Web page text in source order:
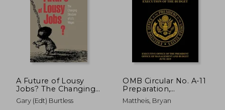
5%
dcto.
5%
dcto.
A Future of Lousy
Jobs? The Changing
Structure of U. St
Wages (en Inglés)
Gary (edt) Burtless
OMB Circular No. A-11
Preparation,
Submission, and
Execution of the
Mattheis, Bryan